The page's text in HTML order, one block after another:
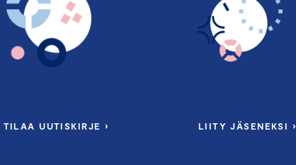
TILAA UUTISKIRJE › LIITY JÄSENEKSI ›